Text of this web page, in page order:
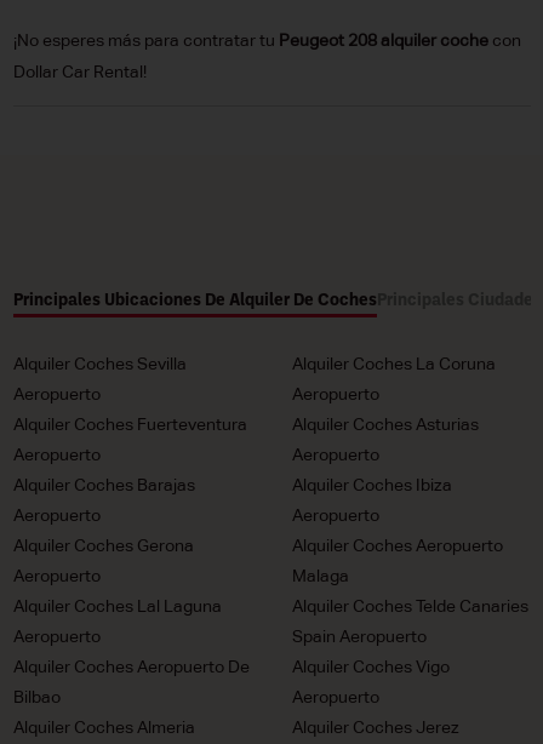
¡No esperes más para contratar tu Peugeot 208 alquiler cochecon
Dollar Car Rental!
Principales Ubicaciones De Alquiler De Coches
Alquiler Coches Sevilla
Aeropuerto
Alquiler Coches La Coruna
Aeropuerto
Alquiler Coches Fuerteventura
Aeropuerto
Alquiler Coches Asturias
Aeropuerto
Alquiler Coches Barajas
Aeropuerto
Alquiler Coches Ibiza
Aeropuerto
Alquiler Coches Gerona
Aeropuerto
Alquiler Coches Aeropuerto
Malaga
Alquiler Coches Lal Laguna
Aeropuerto
Alquiler Coches Telde Canaries
Spain Aeropuerto
Alquiler Coches Aeropuerto De
Bilbao
Alquiler Coches Vigo
Aeropuerto
Alquiler Coches Almeria
Alquiler Coches Jerez